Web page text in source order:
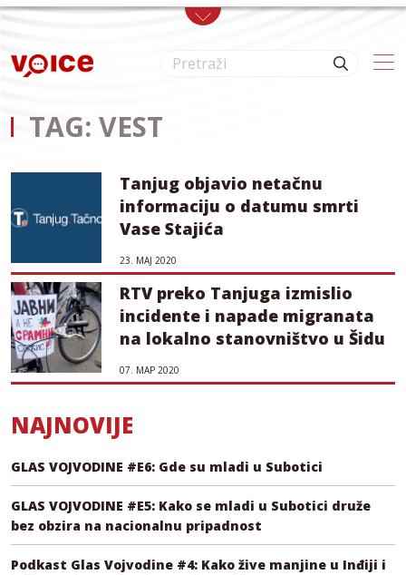
Skip to main content
TAG: VEST
Tanjug objavio netačnu
informaciju o datumu smrti
Vase Stajića
23. МАЈ 2020
RTV preko Tanjuga izmislio
incidente i napade migranata
na lokalno stanovništvo u Šidu
07. МАР 2020
NAJNOVIJE
GLAS VOJVODINE #E6: Gde su mladi u Subotici
GLAS VOJVODINE #E5: Kako se mladi u Subotici druže
bez obzira na nacionalnu pripadnost
Podkast Glas Vojvodine #4: Kako žive manjine u Inđiji i